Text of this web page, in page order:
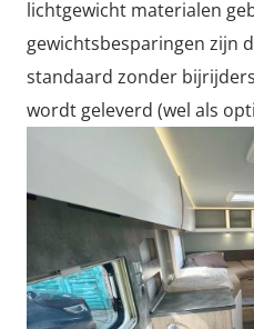
lichtgewicht materialen
gewichtsbesparingen zijn
standaard zonder
wordt geleverd (wel als